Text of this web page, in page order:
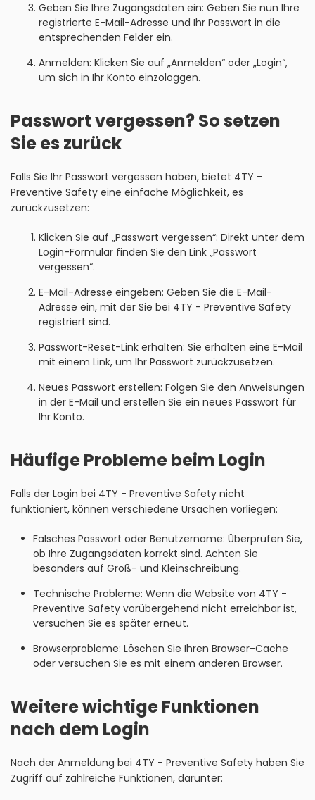
Geben Sie Ihre Zugangsdaten ein: Geben Sie nun Ihre
registrierte E-Mail-Adresse und Ihr Passwort in die
entsprechenden Felder ein.
Anmelden: Klicken Sie auf „Anmelden“ oder „Login“,
um sich in Ihr Konto einzologgen.
Passwort vergessen? So setzen
Sie es zurück
Falls Sie Ihr Passwort vergessen haben, bietet 4TY -
Preventive Safety eine einfache Möglichkeit, es
zurückzusetzen:
Klicken Sie auf „Passwort vergessen“: Direkt unter dem
Login-Formular finden Sie den Link „Passwort
vergessen“.
E-Mail-Adresse eingeben: Geben Sie die E-Mail-
Adresse ein, mit der Sie bei 4TY - Preventive Safety
registriert sind.
Passwort-Reset-Link erhalten: Sie erhalten eine E-Mail
mit einem Link, um Ihr Passwort zurückzusetzen.
Neues Passwort erstellen: Folgen Sie den Anweisungen
in der E-Mail und erstellen Sie ein neues Passwort für
Ihr Konto.
Häufige Probleme beim Login
Falls der Login bei 4TY - Preventive Safety nicht
funktioniert, können verschiedene Ursachen vorliegen:
Falsches Passwort oder Benutzername: Überprüfen Sie,
ob Ihre Zugangsdaten korrekt sind. Achten Sie
besonders auf Groß- und Kleinschreibung.
Technische Probleme: Wenn die Website von 4TY -
Preventive Safety vorübergehend nicht erreichbar ist,
versuchen Sie es später erneut.
Browserprobleme: Löschen Sie Ihren Browser-Cache
oder versuchen Sie es mit einem anderen Browser.
Weitere wichtige Funktionen
nach dem Login
Nach der Anmeldung bei 4TY - Preventive Safety haben Sie
Zugriff auf zahlreiche Funktionen, darunter: